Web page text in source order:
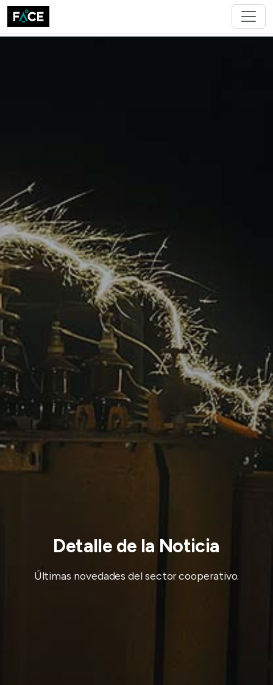
Detalle de la Noticia
Últimas novedades del sector cooperativo.